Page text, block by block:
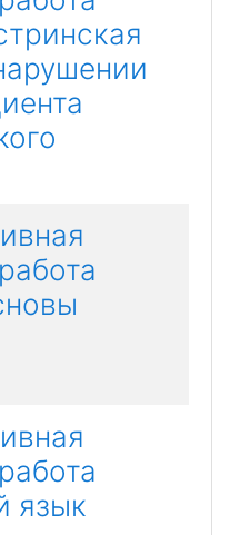
язык